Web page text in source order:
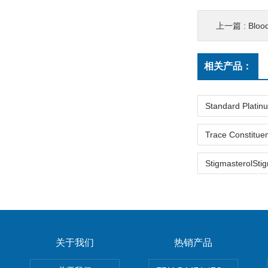
上一篇 : Blood
相关产品：
关于我们 热销产品